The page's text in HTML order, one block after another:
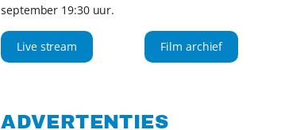
september 19:30 uur.
Live stream Film archief
ADVERTENTIES